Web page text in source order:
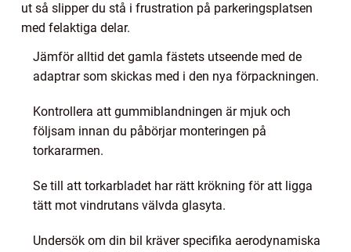
ut så slipper du stå i frustration på parkeringsplatsen
med felaktiga delar.
Jämför alltid det gamla fästets utseende med de
adaptrar som skickas med i den nya förpackningen.
Kontrollera att gummiblandningen är mjuk och
följsam innan du påbörjar monteringen på
torkararmen.
Se till att torkarbladet har rätt krökning för att ligga
tätt mot vindrutans välvda glasyta.
Undersök om din bil kräver specifika aerodynamiska